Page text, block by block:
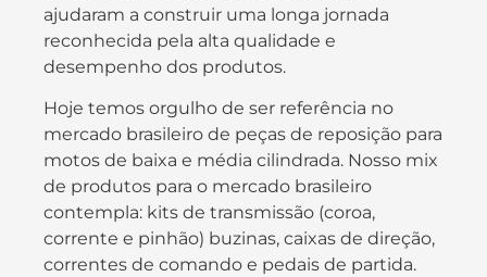
ajudaram a construir uma longa jornada
reconhecida pela alta qualidade e
desempenho dos produtos.
Hoje temos orgulho de ser referência no
mercado brasileiro de peças de reposição para
motos de baixa e média cilindrada. Nosso mix
de produtos para o mercado brasileiro
contempla: kits de transmissão (coroa,
corrente e pinhão) buzinas, caixas de direção,
correntes de comando e pedais de partida.